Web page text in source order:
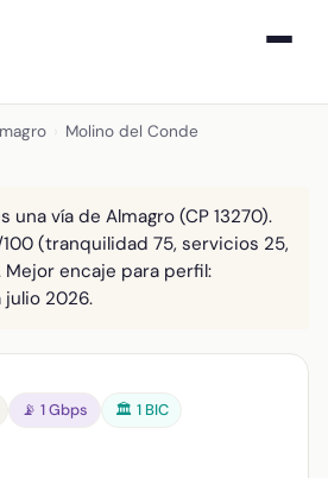
Molino del Conde
una vía de Almagro (CP 13270).
(tranquilidad 75, servicios 25,
encaje para perfil:
julio 2026.
📡 1 Gbps
🏛️ 1 BIC